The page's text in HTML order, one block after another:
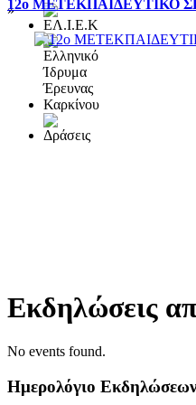
»
12ο ΜΕΤΕΚΠΑΙΔΕΥΤΙΚΟ
Εκδηλώσεις
No events found.
Ημερολόγιο Εκδηλώσεων